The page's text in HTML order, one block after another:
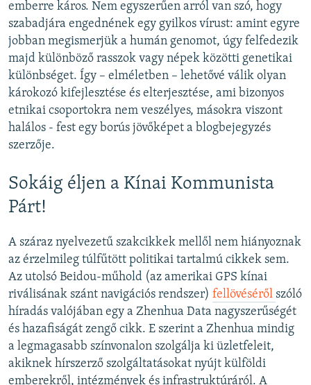
emberre káros. Nem egyszerűen arról van szó, hogy
szabadjára engednének egy gyilkos vírust: amint egyre
jobban megismerjük a humán genomot, úgy felfedezik
majd különböző rasszok vagy népek közötti genetikai
különbséget. Így – elméletben – lehetővé válik olyan
károkozó kifejlesztése és elterjesztése, ami bizonyos
etnikai csoportokra nem veszélyes, másokra viszont
halálos - fest egy borús jövőképet a blogbejegyzés
szerzője.
Sokáig éljen a Kínai Kommunista
Párt!
A száraz nyelvezetű szakcikkek mellől nem hiányoznak
az érzelmileg túlfűtött politikai tartalmú cikkek sem.
Az utolsó Beidou-műhold (az amerikai GPS kínai
riválisának szánt navigációs rendszer) fellövéséről szóló
híradás valójában egy a Zhenhua Data nagyszerűségét
és hazafiságát zengő cikk. E szerint a Zhenhua mindig
a legmagasabb színvonalon szolgálja ki üzletfeleit,
akiknek hírszerző szolgáltatásokat nyújt külföldi
emberekről, intézmények és infrastruktúráról. A